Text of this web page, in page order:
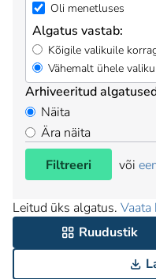
Oli menetluses
Algatus vastab:
Kõigile valikuile
Vähemalt ühele
Arhiveeritud
Näita
Ära näita
Filtreeri
või
Leitud üks algatus.
Ruudustik